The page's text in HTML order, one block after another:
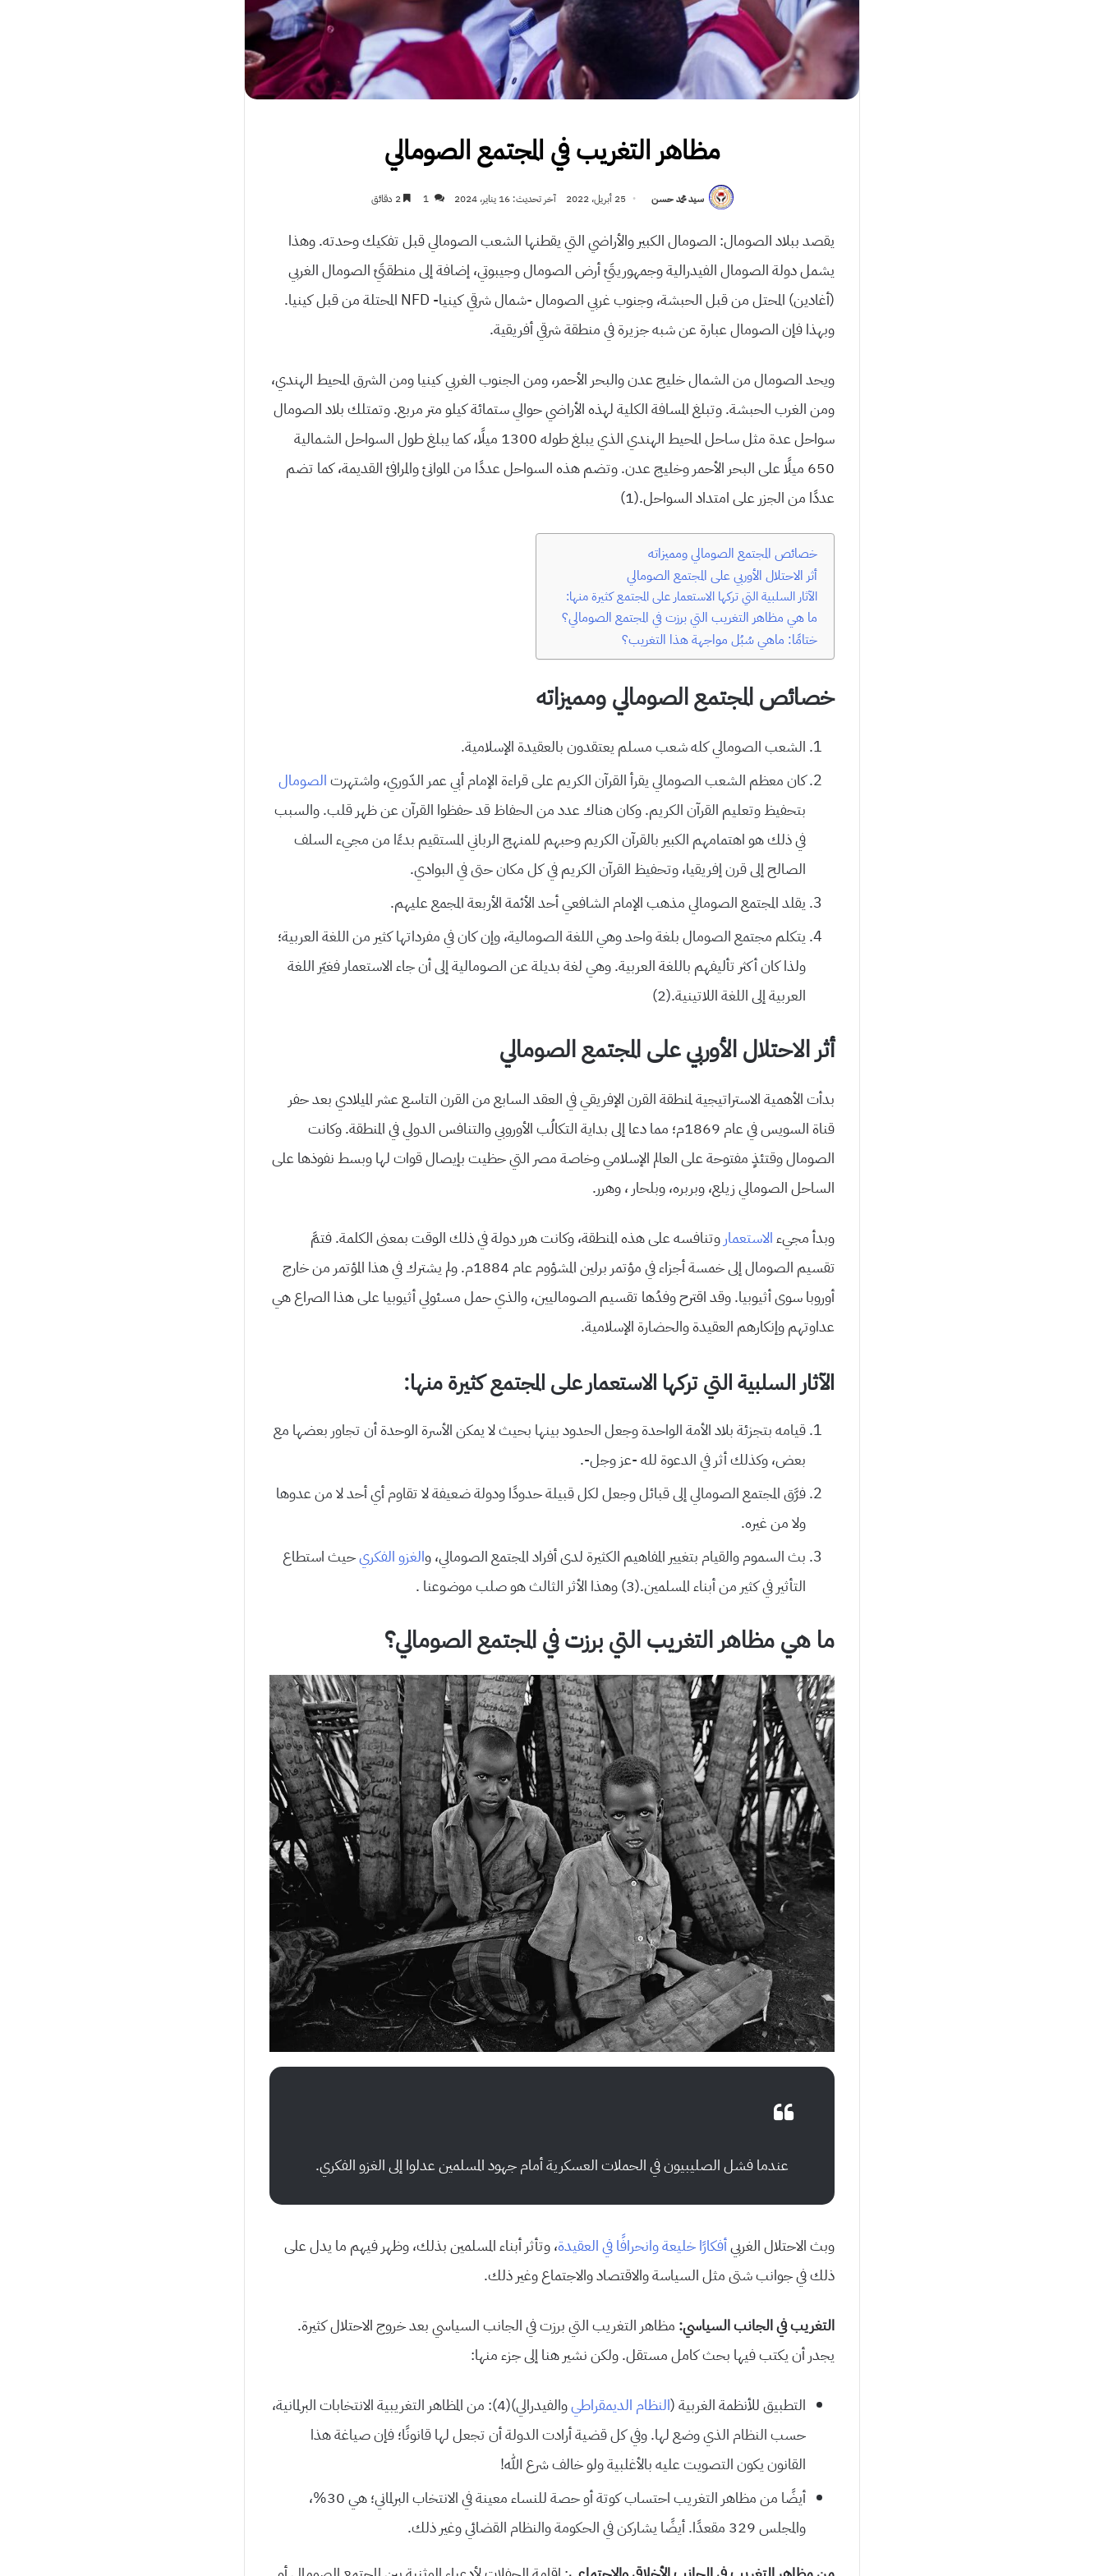
مظاهر التغريب في المجتمع الصومالي
سيد محمد حسن 25 أبريل، 2022 آخر تحديث: 16 يناير، 2024 1 2 دقائق
يقصد ببلاد الصومال: الصومال الكبير والأراضي التي يقطنها الشعب الصومالي قبل تفكيك وحدته. وهذا
يشمل دولة الصومال الفيدرالية وجمهوريتَيْ أرض الصومال وجيبوتي، إضافة إلى منطقتَيْ الصومال الغربي
(أغادين) المحتل من قبل الحبشة، وجنوب غربي الصومال -شمال شرقي كينيا- NFD المحتلة من قبل كينيا.
وبهذا فإن الصومال عبارة عن شبه جزيرة في منطقة شرقي أفريقية.
ويحد الصومال من الشمال خليج عدن والبحر الأحمر، ومن الجنوب الغربي كينيا ومن الشرق المحيط الهندي،
ومن الغرب الحبشة. وتبلغ المسافة الكلية لهذه الأراضي حوالي ستمائة كيلو متر مربع. وتمتلك بلاد الصومال
سواحل عدة مثل ساحل المحيط الهندي الذي يبلغ طوله 1300 ميلًا، كما يبلغ طول السواحل الشمالية
650 ميلًا على البحر الأحمر وخليج عدن. وتضم هذه السواحل عددًا من الموانئ والمرافئ القديمة، كما تضم
عددًا من الجزر على امتداد السواحل.(1
)
خصائص المجتمع الصومالي ومميزاته
أثر الاحتلال الأوربي على المجتمع الصومالي
الآثار السلبية التي تركها الاستعمار على المجتمع كثيرة منها:
ما هي مظاهر التغريب التي برزت في المجتمع الصومالي؟
ختامًا: ماهي سُبُل مواجهة هذا التغريب؟
خصائص المجتمع الصومالي ومميزاته
الشعب الصومالي كله شعب مسلم يعتقدون بالعقيدة الإسلامية.
كان معظم الشعب الصومالي يقرأ القرآن الكريم على قراءة الإمام أبي عمر الدّوري، واشتهرتالصومال
بتحفيظ وتعليم القرآن الكريم. وكان هناك عدد من الحفاظ قد حفظوا القرآن عن ظهر قلب. والسبب
في ذلك هو اهتمامهم الكبير بالقرآن الكريم وحبهم للمنهج الرباني المستقيم بدءًا من مجيء السلف
الصالح إلى قرن إفريقيا، وتحفيظ القرآن الكريم في كل مكان حتى في البوادي.
يقلد المجتمع الصومالي مذهب الإمام الشافعي أحد الأئمة الأربعة المجمع عليهم.
يتكلم مجتمع الصومال بلغة واحد وهي اللغة الصومالية، وإن كان في مفرداتها كثير من اللغة العربية؛
ولذا كان أكثر تأليفهم باللغة العربية. وهي لغة بديلة عن الصومالية إلى أن جاء الاستعمار فغيّر اللغة
العربية إلى اللغة اللاتينية.(2
)
أثر الاحتلال الأوربي على المجتمع الصومالي
بدأت الأهمية الاستراتيجية لمنطقة القرن الإفريقي في العقد السابع من القرن التاسع عشر الميلادي بعد حفر
قناة السويس في عام 1869م؛ مما دعا إلى بداية التكالُب الأوروبي والتنافس الدولي في المنطقة. وكانت
الصومال وقتئذٍ مفتوحة على العالم الإسلامي وخاصة مصر التي حظيت بإيصال قوات لها وبسط نفوذها على
الساحل الصومالي زيلع، وبربره، وبلحار ، وهرر.
وبدأ مجيءالاستعمار وتنافسه على هذه المنطقة، وكانت هرر دولة في ذلك الوقت بمعنى الكلمة. فتمَّ
تقسيم الصومال إلى خمسةأجزاء
في مؤتمر برلين المشؤوم عام 1884م. ولم يشترك في هذا المؤتمر من خارج
أوروبا سوى أثيوبيا. وقد اقترح وفدُها تقسيم الصوماليين، والذي حمل مسئولي أثيوبيا على هذا الصراع هي
عداوتهم وإنكارهم العقيدة والحضارة الإسلامية.
الآثار السلبية التي تركها الاستعمار على المجتمع كثيرة منها:
قيامه بتجزئة بلاد الأمة الواحدة وجعل الحدود بينها بحيث لا يمكن الأسرة الوحدة أن تجاور بعضها مع
بعض، وكذلك أثر في الدعوة لله -عز وجل-.
فرَّق المجتمع الصومالي إلى قبائل وجعل لكل قبيلة حدودًا ودولة ضعيفة لا تقاوم أي أحد لا من عدوها
ولا من غيره.
بث السموم والقيام بتغيير المفاهيم الكثيرة لدى أفراد المجتمع الصومالي، والغزو الفكريحيث استطاع
التأثير في كثير من أبناء المسلمين.(3
)وهذا الأثر الثالث هو صلب موضوعنا .
ما هي مظاهر التغريب التي برزت في المجتمع الصومالي؟
عندما فشل الصليبيون في الحملات العسكرية أمام جهود المسلمين عدلوا إلى الغزو الفكري.
وبث الاحتلال الغربيأفكارًا خليعة وانحرافًا في العقيدة، وتأثر أبناء المسلمين بذلك، وظهر فيهم ما يدل على
ذلك في جوانب شتى مثل السياسة والاقتصاد والاجتماع وغير ذلك.
التغريب في الجانب السياسي: مظاهر التغريب التي برزت في الجانب السياسي بعد خروج الاحتلال كثيرة.
يجدر أن يكتب فيها بحث كامل مستقل. ولكن نشير هنا إلى جزء منها:
التطبيق للأنظمة الغربية (النظام الديمقراطيوالفيدرالي)(4
): من المظاهر التغريبية الانتخابات البرلمانية،
حسب النظام الذي وضع لها. وفي كل قضية أرادت الدولة أن تجعل لها قانونًا؛ فإن صياغة هذا
القانون يكون التصويت عليه بالأغلبية ولو خالف شرع الله!
أيضًا من مظاهر التغريب احتساب كوتة أو حصة للنساء معينة في الانتخاب البرلماني؛ هي 30%،
والمجلس 329 مقعدًا. أيضًا يشاركن في الحكومة والنظام القضائي وغير ذلك.